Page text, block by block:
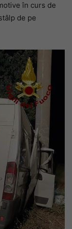
în curs de
de pe